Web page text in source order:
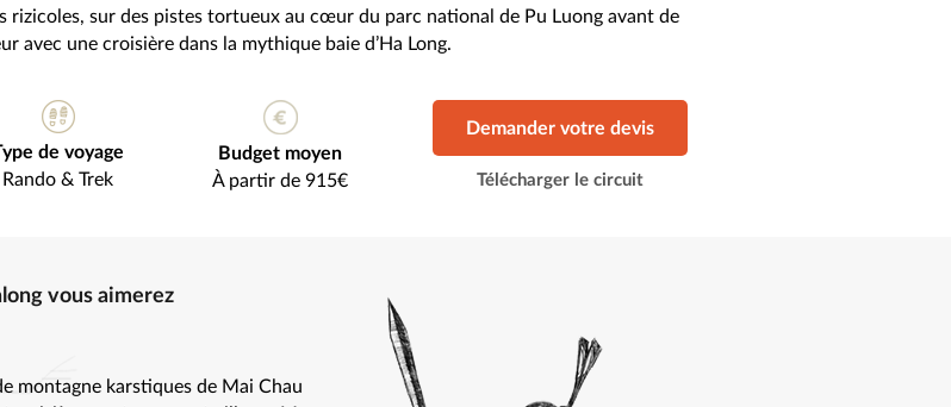
rizicoles, sur des pistes tortueux au cœur du parc national de Pu Luong avant de
avec une croisière dans la mythique baie d’Ha Long.
de voyage
Rando & Trek
Budget moyen
À partir de 915€
Demander votre devis
Télécharger le circuit
vous aimerez
montagne karstiques de Mai Chau